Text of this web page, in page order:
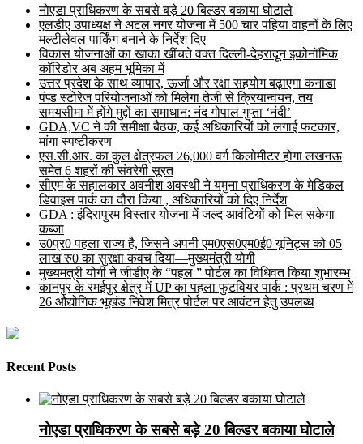
नोएडा प्राधिकरण के सबसे बड़े 20 बिल्डर बकाया घोटाले
एलडीए उपाध्यक्ष ने अटल नगर योजना में 500 चार पहिया वाहनों के लिए
मल्टीलेवल पार्किंग बनाने के निर्देश दिए
विकास योजनाओं का खाका खींचते वक्त दिल्ली-देहरादून इकोनॉमिक
कॉरिडोर अब अहम भूमिका में
उत्तर प्रदेश के साथ व्यापार, ऊर्जा और रक्षा सहयोग बढ़ाएगा कनाडा
पंप्ड स्टोरेज परियोजनाओं को मिलेगा तेजी से क्रियान्वयन, तय
समयसीमा में होंगे मुद्दों का समाधान: नंद गोपाल गुप्ता ‘नंदी’
GDA,VC ने की समीक्षा बैठक, कई अधिकारियों को लगाई फटकार,
मांगा स्पष्टीकरण
एस.सी.आर. का कुल क्षेत्रफल 26,000 वर्ग किलोमीटर होगा लखनऊ
समेत 6 शहरों की संवरेगी सूरत
सीएम के सहालकार अवनीश अवस्थी ने यमुना प्राधिकरण के मेडिकल
डिवाइस पार्क का दौरा किया , अधिकारियों को दिए निर्देश
GDA : इंदिरापुरम विस्तार योजना में जल्द आवंटियों को मिल सकेगा
कब्जा
उ0प्र0 पहला राज्य है, जिसने अपनी एम0एस0एम0ई0 यूनिट्स को 05
लाख रु0 का सुरक्षा कवच दिया—मुख्यमंत्री योगी
मुख्यमंत्री योगी ने जीडीए के “पहल ” पोर्टल का विधिवत किया शुभारम्भ
कानपुर के रमईपुर क्षेत्र में UP का पहला फुटवियर पार्क : प्रथम चरण में
26 औद्योगिक भूखंड निवेश मित्र पोर्टल पर आवंटन हेतु उपलब्ध
Recent Posts
नोएडा प्राधिकरण के सबसे बड़े 20 बिल्डर बकाया घोटाले